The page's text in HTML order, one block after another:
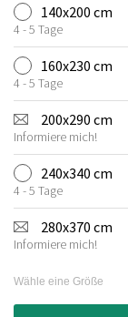
140x200 cm
4 - 5 Tage
160x230 cm
4 - 5 Tage
200x290 cm
Informiere mich!
240x340 cm
4 - 5 Tage
280x370 cm
Informiere mich!
Wähle eine Größe